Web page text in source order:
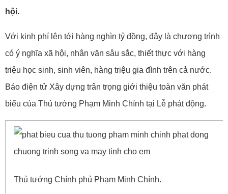
hội.
Với kinh phí lên tới hàng nghìn tỷ đồng, đây là chương trình
có ý nghĩa xã hội, nhân văn sâu sắc, thiết thực với hàng
triệu học sinh, sinh viên, hàng triệu gia đình trên cả nước.
Báo điện tử Xây dựng trân trọng giới thiệu toàn văn phát
biểu của Thủ tướng Phạm Minh Chính tại Lễ phát động.
Thủ tướng Chính phủ Phạm Minh Chính.